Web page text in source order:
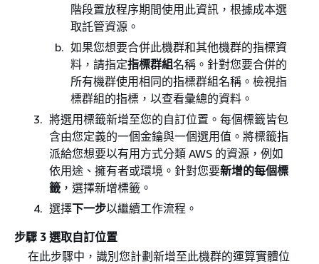
階段置放程序期間使用此資訊，根據成本選
取託管資源。
如果您想要合併此機群和其他機群的指標資
料，請指定指標群組名稱。針對您要合併的
所有機群使用相同的指標群組名稱。檢視指
標群組的指標，以查看彙總的資料。
將選用標籤新增至您的自訂位置。每個標籤皆包
含由您定義的一個金鑰與一個選用值。將標籤指
派給您想要以有用方式分類 AWS 的資源，例如
依用途、擁有者或環境。針對您要新增的每個標
籤，選擇新增標籤。
選擇下一步以繼續工作流程。
步驟 3 選取自訂位置
在此步驟中，識別您計劃新增至此機群的運算實體位